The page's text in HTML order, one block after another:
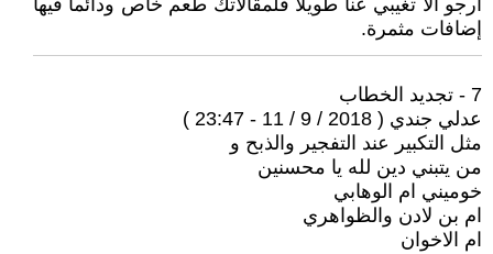
أرجو الا تغيبي عنا طويلا فلمقالاتك طعم خاص ودائما فيها
إضافات مثمرة.
7 - تجديد الخطاب
عدلي جندي ( 2018 / 9 / 11 - 23:47 )
مثل التكبير عند التفجير والذبح و
من يتبني دين لله يا محسنين
خوميني ام الوهابي
ام بن لادن والظواهري
ام الاخوان